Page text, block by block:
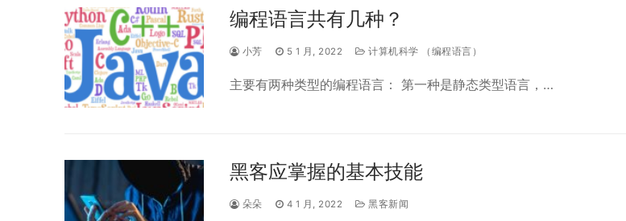
编程语言共有几种？
小芳 5 1 月, 2022 计算机科学 （编程语言）
主要有两种类型的编程语言： 第一种是静态类型语言，…
黑客应掌握的基本技能
朵朵 4 1 月, 2022 黑客新闻